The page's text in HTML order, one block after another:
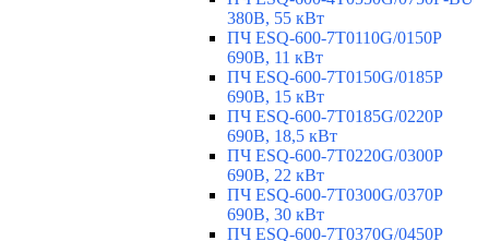
380В, 55 кВт
ПЧ ESQ-600-7T0110G/0150P
690В, 11 кВт
ПЧ ESQ-600-7T0150G/0185P
690В, 15 кВт
ПЧ ESQ-600-7T0185G/0220P
690В, 18,5 кВт
ПЧ ESQ-600-7T0220G/0300P
690В, 22 кВт
ПЧ ESQ-600-7T0300G/0370P
690В, 30 кВт
ПЧ ESQ-600-7T0370G/0450P